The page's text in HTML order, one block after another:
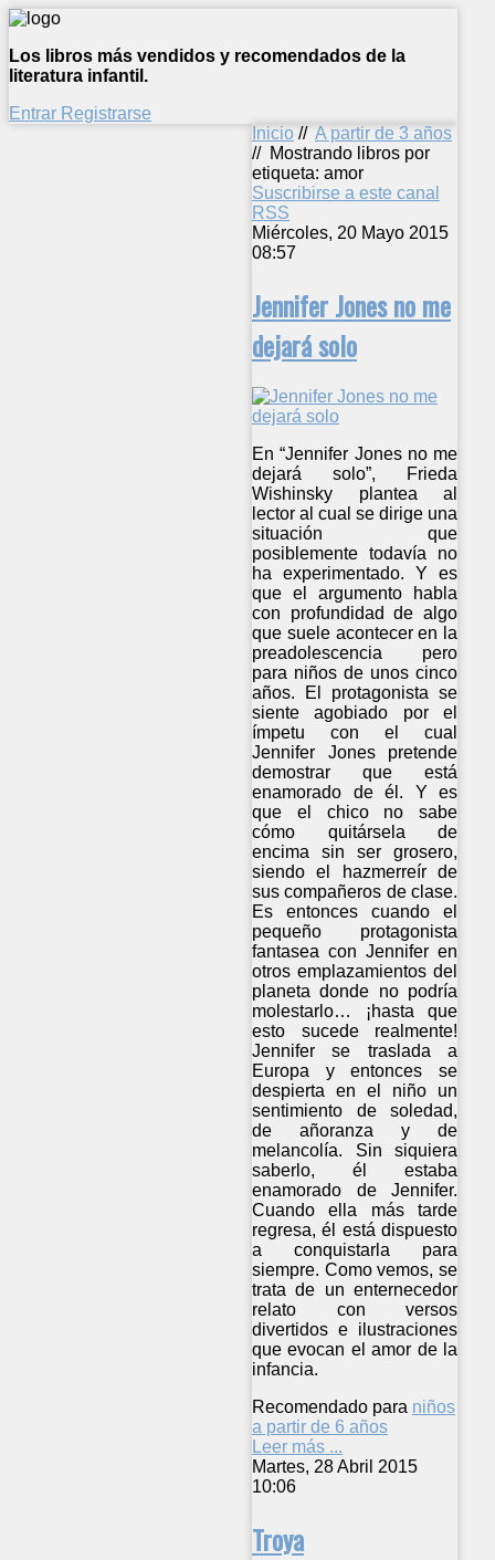
Los libros más vendidos y recomendados de la
literatura infantil.
Entrar Registrarse
Inicio // A partir de 3 años
// Mostrando libros por
etiqueta: amor
Suscribirse a este canal
RSS
Miércoles, 20 Mayo 2015
08:57
Jennifer Jones no me
dejará solo
En “Jennifer Jones no me
dejará solo”, Frieda
Wishinsky plantea al
lector al cual se dirige una
situación que
posiblemente todavía no
ha experimentado. Y es
que el argumento habla
con profundidad de algo
que suele acontecer en la
preadolescencia pero
para niños de unos cinco
años. El protagonista se
siente agobiado por el
ímpetu con el cual
Jennifer Jones pretende
demostrar que está
enamorado de él. Y es
que el chico no sabe
cómo quitársela de
encima sin ser grosero,
siendo el hazmerreír de
sus compañeros de clase.
Es entonces cuando el
pequeño protagonista
fantasea con Jennifer en
otros emplazamientos del
planeta donde no podría
molestarlo… ¡hasta que
esto sucede realmente!
Jennifer se traslada a
Europa y entonces se
despierta en el niño un
sentimiento de soledad,
de añoranza y de
melancolía. Sin siquiera
saberlo, él estaba
enamorado de Jennifer.
Cuando ella más tarde
regresa, él está dispuesto
a conquistarla para
siempre. Como vemos, se
trata de un enternecedor
relato con versos
divertidos e ilustraciones
que evocan el amor de la
infancia.
Recomendado para niños
a partir de 6 años
Leer más ...
Martes, 28 Abril 2015
10:06
Troya